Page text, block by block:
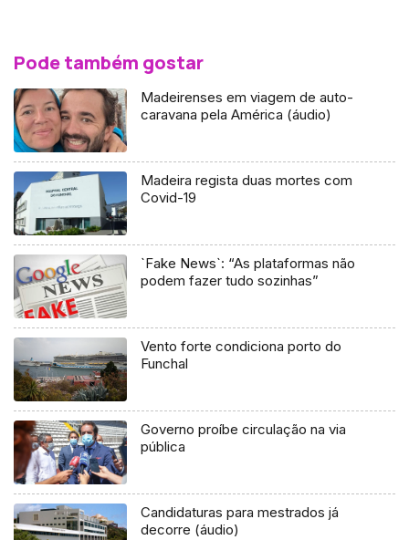
Pode também gostar
Madeirenses em viagem de auto-
caravana pela América (áudio)
Madeira regista duas mortes com
Covid-19
`Fake News`: “As plataformas não
podem fazer tudo sozinhas”
Vento forte condiciona porto do
Funchal
Governo proíbe circulação na via
pública
Candidaturas para mestrados já
decorre (áudio)